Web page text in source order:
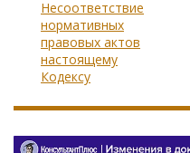
Несоответствие
нормативных
правовых актов
настоящему
Кодексу